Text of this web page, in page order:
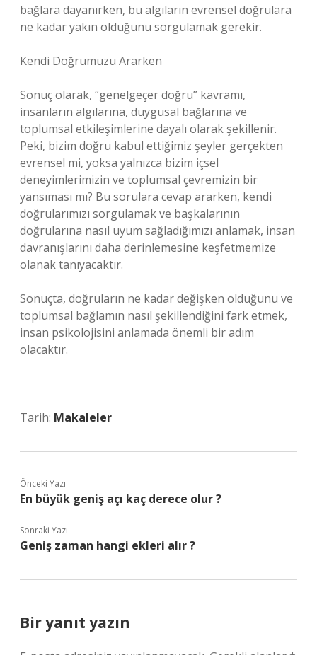
bağlara dayanırken, bu algıların evrensel doğrulara
ne kadar yakın olduğunu sorgulamak gerekir.
Kendi Doğrumuzu Ararken
Sonuç olarak, “genelgeçer doğru” kavramı,
insanların algılarına, duygusal bağlarına ve
toplumsal etkileşimlerine dayalı olarak şekillenir.
Peki, bizim doğru kabul ettiğimiz şeyler gerçekten
evrensel mi, yoksa yalnızca bizim içsel
deneyimlerimizin ve toplumsal çevremizin bir
yansıması mı? Bu sorulara cevap ararken, kendi
doğrularımızı sorgulamak ve başkalarının
doğrularına nasıl uyum sağladığımızı anlamak, insan
davranışlarını daha derinlemesine keşfetmemize
olanak tanıyacaktır.
Sonuçta, doğruların ne kadar değişken olduğunu ve
toplumsal bağlamın nasıl şekillendiğini fark etmek,
insan psikolojisini anlamada önemli bir adım
olacaktır.
Tarih: Makaleler
Önceki Yazı
En büyük geniş açı kaç derece olur ?
Sonraki Yazı
Geniş zaman hangi ekleri alır ?
Bir yanıt yazın